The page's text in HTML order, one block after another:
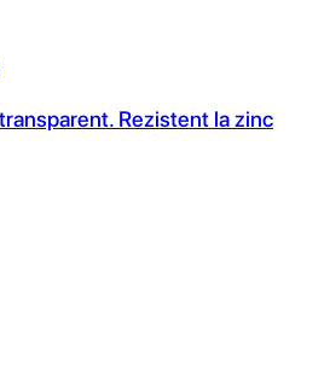
Rezistent la zinc